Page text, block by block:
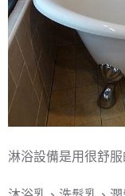
淋浴設備是用很舒服